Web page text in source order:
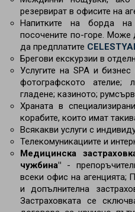
резервират в офисите на
Напитките на борда
посочените по-горе. Може
да предплатите
Брегови екскурзии в
Услугите на SPA и
фотографското ателие;
гладене; казиното;
Храната в
корабите, които имат
Всякакви услуги с
Телекомуникациите и
Медицинска
чужбина"-
всеки офис на
и допълнителна
Застраховката се